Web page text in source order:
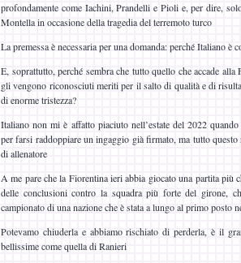
profondamente come Iachini, Prandelli e Pioli e, per dire,
Montella in occasione della tragedia del terremoto turco
La premessa è necessaria per una domanda: perché Italiano è
E, soprattutto, perché sembra che tutto quello che accade
gli vengono riconosciuti meriti per il salto di qualità e di
di enorme tristezza?
Italiano non mi è affatto piaciuto nell’estate del 2022
per farsi raddoppiare un ingaggio già firmato, ma tutto
di allenatore
A me pare che la Fiorentina ieri abbia giocato una partita più
delle conclusioni contro la squadra più forte del girone,
campionato di una nazione che è stata a lungo al primo posto
Potevamo chiuderla e abbiamo rischiato di perderla, è il
bellissime come quella di Ranieri